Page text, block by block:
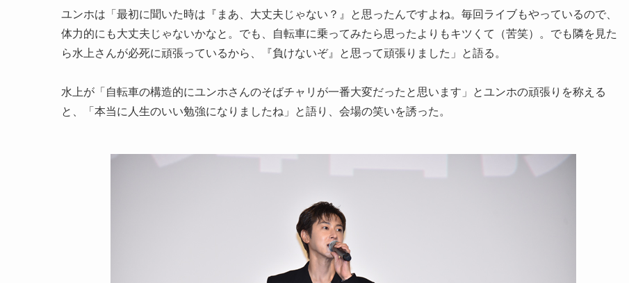
ユンホは「最初に聞いた時は『まあ、大丈夫じゃない？』と思ったんですよね。毎回ライブもやっているので、
体力的にも大丈夫じゃないかなと。でも、自転車に乗ってみたら思ったよりもキツくて（苦笑）。でも隣を見た
ら水上さんが必死に頑張っているから、『負けないぞ』と思って頑張りました」と語る。
水上が「自転車の構造的にユンホさんのそばチャリが一番大変だったと思います」とユンホの頑張りを称える
と、「本当に人生のいい勉強になりましたね」と語り、会場の笑いを誘った。